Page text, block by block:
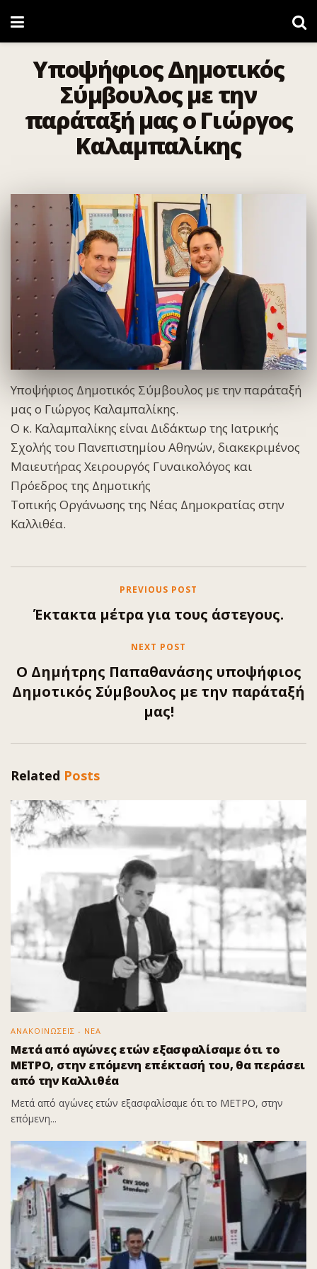
Υποψήφιος Δημοτικός
Σύμβουλος με την
παράταξή μας ο Γιώργος
Καλαμπαλίκης
Υποψήφιος Δημοτικός Σύμβουλος με την παράταξή
μας ο Γιώργος Καλαμπαλίκης.
Ο κ. Καλαμπαλίκης είναι Διδάκτωρ της Ιατρικής
Σχολής του Πανεπιστημίου Αθηνών, διακεκριμένος
Μαιευτήρας Χειρουργός Γυναικολόγος και
Πρόεδρος της Δημοτικής
Τοπικής Οργάνωσης της Νέας Δημοκρατίας στην
Καλλιθέα.
PREVIOUS POST
Έκτακτα μέτρα για τους άστεγους.
NEXT POST
Ο Δημήτρης Παπαθανάσης υποψήφιος
Δημοτικός Σύμβουλος με την παράταξή
μας!
Related Posts
ΑΝΑΚΟΙΝΩΣΕΙΣ - ΝΕΑ
Μετά από αγώνες ετών εξασφαλίσαμε ότι το
ΜΕΤΡΟ, στην επόμενη επέκτασή του, θα περάσει
από την Καλλιθέα
Μετά από αγώνες ετών εξασφαλίσαμε ότι το ΜΕΤΡΟ, στην
επόμενη...